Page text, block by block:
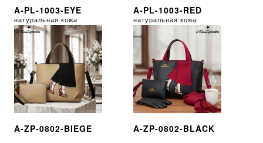
A-PL-1003-EYE
натуральная кожа
A-PL-1003-RED
натуральная кожа
A-ZP-0802-BIEGE A-ZP-0802-BLACK